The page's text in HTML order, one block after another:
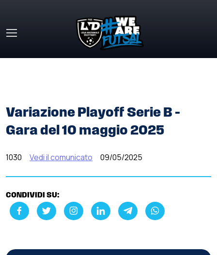
Variazione Playoff Serie B –
Gara del 10 maggio 2025
1030 Vedi il comunicato 09/05/2025
CONDIVIDI SU: